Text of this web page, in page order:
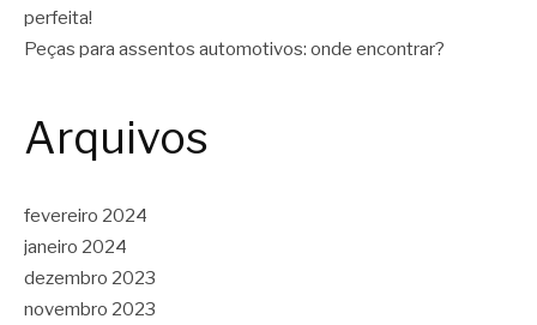
perfeita!
Peças para assentos automotivos: onde encontrar?
Arquivos
fevereiro 2024
janeiro 2024
dezembro 2023
novembro 2023